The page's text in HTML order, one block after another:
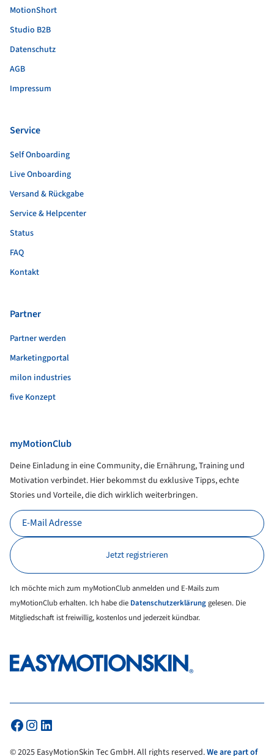
MotionShort
Studio B2B
Datenschutz
AGB
Impressum
Service
Self Onboarding
Live Onboarding
Versand & Rückgabe
Service & Helpcenter
Status
FAQ
Kontakt
Partner
Partner werden
Marketingportal
milon industries
five Konzept
myMotionClub
Deine Einladung in eine Community, die Ernährung, Training und
Motivation verbindet. Hier bekommst du exklusive Tipps, echte
Stories und Vorteile, die dich wirklich weiterbringen.
Ich möchte mich zum myMotionClub anmelden und E-Mails zum
myMotionClub erhalten. Ich habe die Datenschutzerklärunggelesen. Die
Mitgliedschaft ist freiwillig, kostenlos und jederzeit kündbar.
© 2025 EasyMotionSkin Tec GmbH. All rights reserved.We are part of